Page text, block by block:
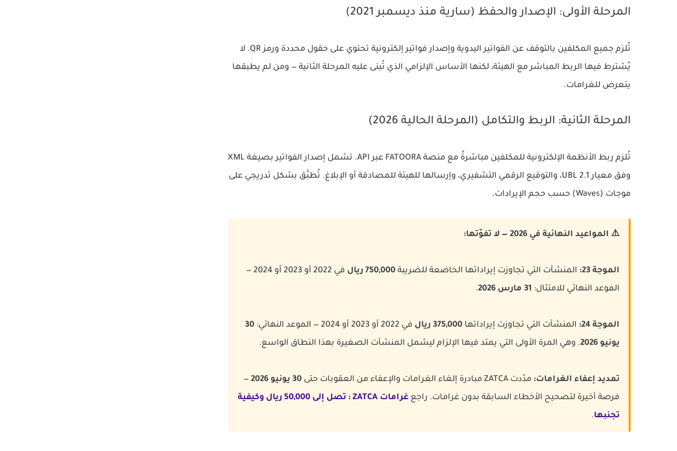
المرحلة الأولى: الإصدار والحفظ (سارية منذ ديسمبر 2021)
تُلزم جميع المكلفين بالتوقف عن الفواتير اليدوية وإصدار فواتير إلكترونية تحتوي على حقول محددة ورمز QR. لا
يُشترط فيها الربط المباشر مع الهيئة، لكنها الأساس الإلزامي الذي تُبنى عليه المرحلة الثانية — ومن لم يطبقها
يتعرض للغرامات.
المرحلة الثانية: الربط والتكامل (المرحلة الحالية 2026)
تُلزم ربط الأنظمة الإلكترونية للمكلفين مباشرةً مع منصة FATOORA عبر API. تشمل إصدار الفواتير بصيغة XML
وفق معيار UBL 2.1، والتوقيع الرقمي التشفيري، وإرسالها للهيئة للمصادقة أو الإبلاغ. تُطبَّق بشكل تدريجي على
موجات (Waves) حسب حجم الإيرادات.
⚠️ المواعيد النهائية في 2026 — لا تفوّتها:
الموجة 23: المنشآت التي تجاوزت إيراداتها الخاضعة للضريبة 750,000 ريال
في 2022 أو 2023 أو 2024 —
الموعد النهائي للامتثال: 31 مارس 2026 .
الموجة 24: المنشآت التي تجاوزت إيراداتها 375,000 ريال في 2022 أو 2023 أو 2024 — الموعد النهائي:
30
يونيو 2026
. وهي المرة الأولى التي يمتد فيها الإلزام ليشمل المنشآت الصغيرة بهذا النطاق الواسع.
تمديد إعفاء الغرامات: مدّدت ZATCA مبادرة إلغاء الغرامات والإعفاء من العقوبات حتى 30 يونيو 2026
—
فرصة أخيرة لتصحيح الأخطاء السابقة بدون غرامات. راجع
غرامات ZATCA : تصل إلى 50,000 ريال وكيفية
تجنبها.